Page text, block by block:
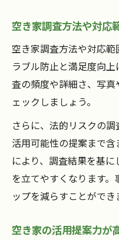
空き家調査バ
空き家調査会
効果的な空き家活
空き家活用に
空き家調査会
空き家調査結
空き家調査で
介
空き家管理サ
空き家調査方法や対応
空き家調査方法や対応
ラブル防止と満足度向
査の頻度や詳細さ、写
ェックしましょう。
さらに、法的リスクの
活用可能性の提案まで
により、調査結果を基
を立てやすくなります
ップを減らすことができ
空き家の活用提案力が